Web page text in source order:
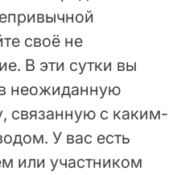
своё не
В эти сутки вы
неожиданную
связанную с каким-
У вас есть
или участником